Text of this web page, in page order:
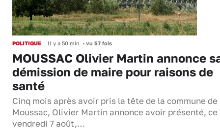
POLITIQUE Il y a 50 min • vu 57 fois
MOUSSAC Olivier Martin annonce
démission de maire pour raisons de
santé
Cinq mois après avoir pris la tête de la commune de
Moussac, Olivier Martin annonce avoir présenté, ce
vendredi 7 août,…